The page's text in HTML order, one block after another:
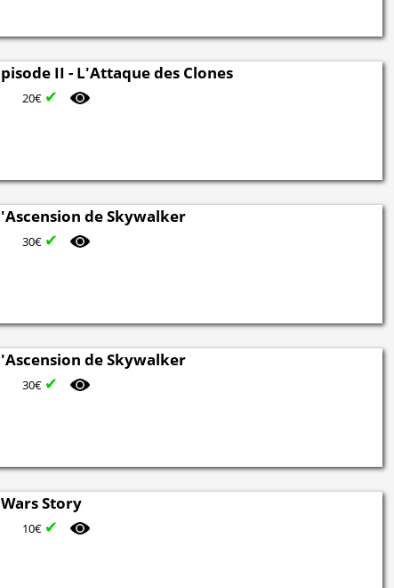
II - L'Attaque des Clones
20€ ✔
de Skywalker
30€ ✔
de Skywalker
30€ ✔
Story
10€ ✔